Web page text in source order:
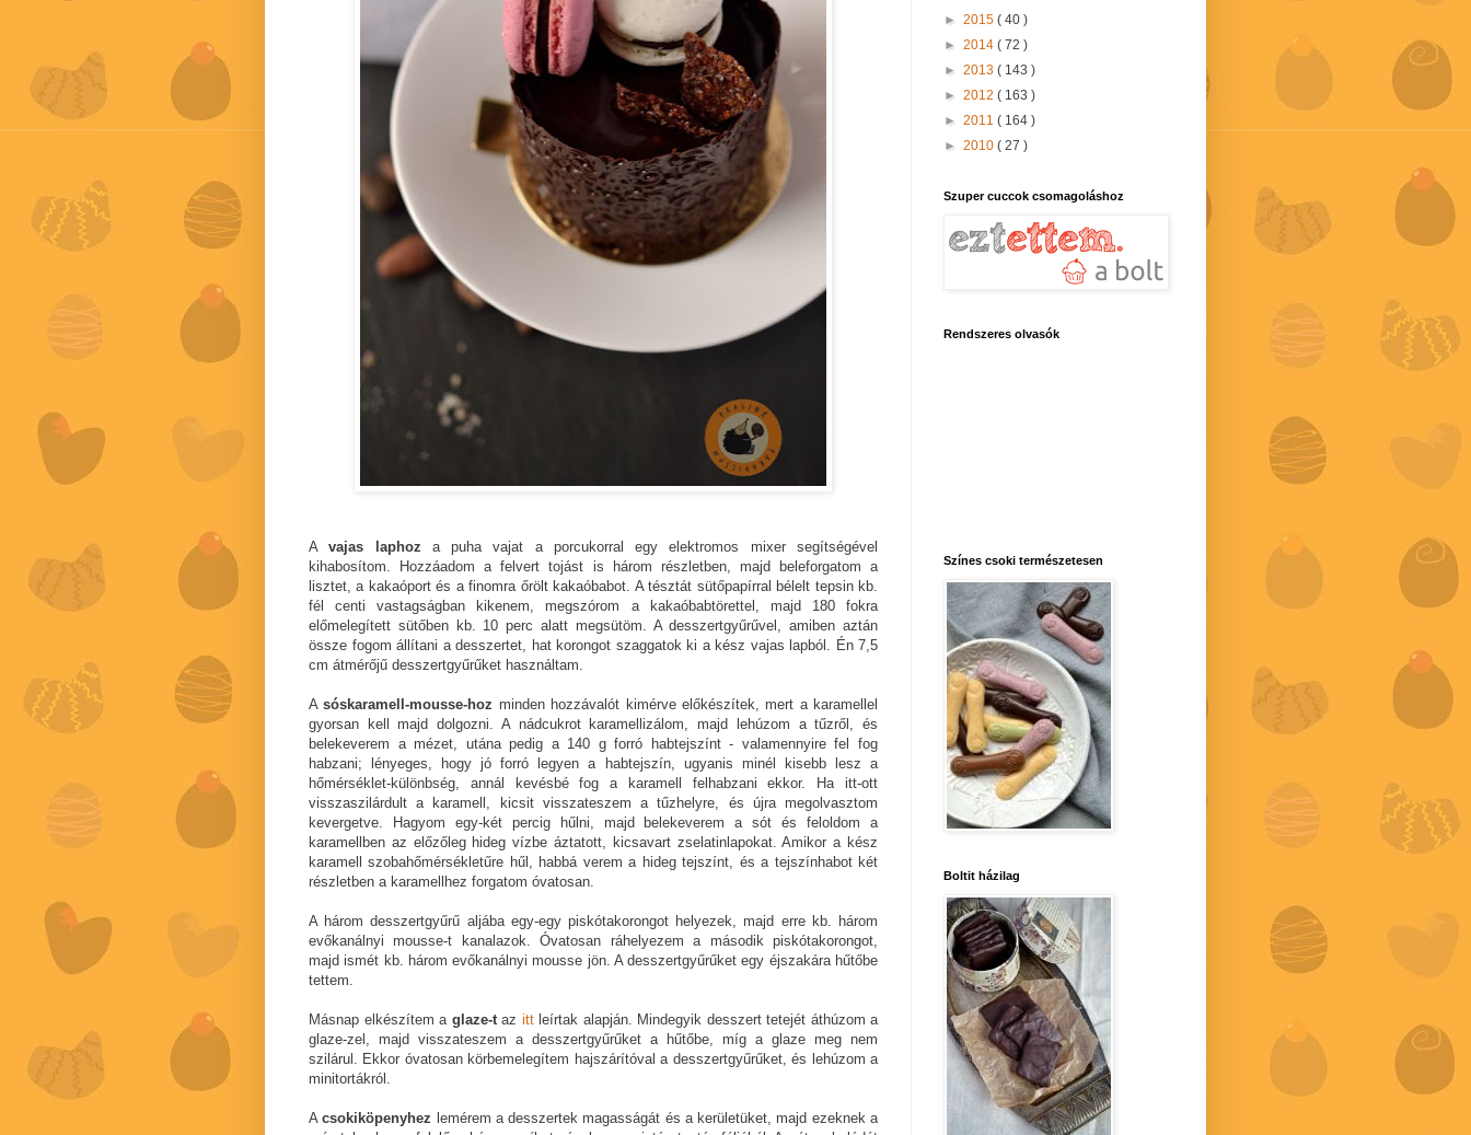
Avajas laphoz a puha vajat a porcukorral egy elektromos mixer segítségével
kihabosítom. Hozzáadom a felvert tojást is három részletben, majd beleforgatom a
lisztet, a kakaóport és a finomra őrölt kakaóbabot. A tésztát sütőpapírral bélelt tepsin kb.
fél centi vastagságban kikenem, megszórom a kakaóbabtörettel, majd 180 fokra
előmelegített sütőben kb. 10 perc alatt megsütöm. A desszertgyűrűvel, amiben aztán
össze fogom állítani a desszertet, hat korongot szaggatok ki a kész vajas lapból. Én 7,5
cm átmérőjű desszertgyűrűket használtam.
Asóskaramell-mousse-hoz minden hozzávalót kimérve előkészítek, mert a karamellel
gyorsan kell majd dolgozni. A nádcukrot karamellizálom, majd lehúzom a tűzről, és
belekeverem a mézet, utána pedig a 140 g forró habtejszínt - valamennyire fel fog
habzani; lényeges, hogy jó forró legyen a habtejszín, ugyanis minél kisebb lesz a
hőmérséklet-különbség, annál kevésbé fog a karamell felhabzani ekkor. Ha itt-ott
visszaszilárdult a karamell, kicsit visszateszem a tűzhelyre, és újra megolvasztom
kevergetve. Hagyom egy-két percig hűlni, majd belekeverem a sót és feloldom a
karamellben az előzőleg hideg vízbe áztatott, kicsavart zselatinlapokat. Amikor a kész
karamell szobahőmérsékletűre hűl, habbá verem a hideg tejszínt, és a tejszínhabot két
részletben a karamellhez forgatom óvatosan.
A három desszertgyűrű aljába egy-egy piskótakorongot helyezek, majd erre kb. három
evőkanálnyi mousse-t kanalazok. Óvatosan ráhelyezem a második piskótakorongot,
majd ismét kb. három evőkanálnyi mousse jön. A desszertgyűrűket egy éjszakára hűtőbe
tettem.
Másnap elkészítem a glaze-taz ittleírtak alapján. Mindegyik desszert tetejét áthúzom a
glaze-zel, majd visszateszem a desszertgyűrűket a hűtőbe, míg a glaze meg nem
szilárul. Ekkor óvatosan körbemelegítem hajszárítóval a desszertgyűrűket, és lehúzom a
minitortákról.
Acsokiköpenyhez lemérem a desszertek magasságát és a kerületüket, majd ezeknek a
► 2015 ( 40 )
► 2014 ( 72 )
► 2013 ( 143 )
► 2012 ( 163 )
► 2011 ( 164 )
► 2010 ( 27 )
Szuper cuccok csomagoláshoz
Rendszeres olvasók
Színes csoki természetesen
Boltit házilag